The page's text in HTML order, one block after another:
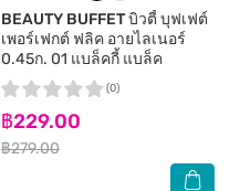
BEAUTY BUFFETบิวตี้ บุฟเฟต์
เพอร์เฟกต์ ฟลิค อายไลเนอร์
0.45ก. 01 แบล็คกี้ แบล็ค
฿229.00
฿279.00
(0)